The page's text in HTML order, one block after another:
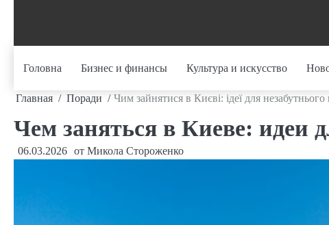
Головна Бизнес и финансы Культура и искусство
Главная Поради Чим зайнятися в Києві: ідеї для
Чем заняться в Киеве: идеи
06.03.2026 от Микола Стороженко